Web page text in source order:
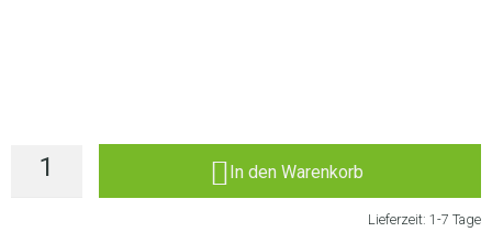
In den Warenkorb
Lieferzeit: 1-7 Tage